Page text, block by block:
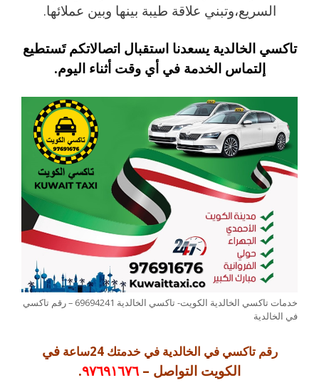
السريع،وتبني علاقة طيبة بينها وبين عملائها.
تاكسي الخالدية يسعدنا استقبال اتصالاتكم تَستطيع
إلتماس الخدمة في أي وقت أثناء اليوم.
خدمات تاكسي الخالدية الكويت- تاكسي الخالدية 69694241 – رقم تاكسي
في الخالدية
رقم تاكسي في الخالدية في خدمتك 24ساعة
في
الكويت التواصل –٩٧٦٩١٦٧٦.